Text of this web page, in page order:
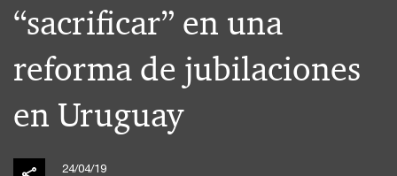
“sacrificar” en una
reforma de jubilaciones
en Uruguay
24/04/19